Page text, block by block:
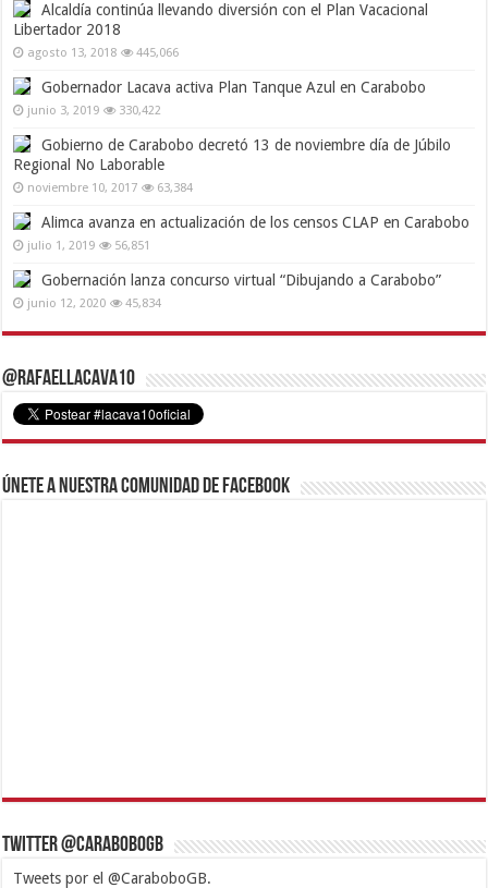
Alcaldía continúa llevando diversión con el Plan Vacacional
Libertador 2018
agosto 13, 2018 445,066
Gobernador Lacava activa Plan Tanque Azul en Carabobo
junio 3, 2019 330,422
Gobierno de Carabobo decretó 13 de noviembre día de Júbilo
Regional No Laborable
noviembre 10, 2017 63,384
Alimca avanza en actualización de los censos CLAP en Carabobo
julio 1, 2019 56,851
Gobernación lanza concurso virtual “Dibujando a Carabobo”
junio 12, 2020 45,834
@RafaelLacava10
Únete a nuestra comunidad de Facebook
Twitter @CaraboboGB
Tweets por el @CaraboboGB.